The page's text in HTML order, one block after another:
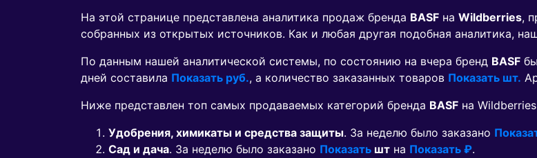
На этой странице представлена аналитика продаж бренда BASF на Wildberries,
собранных из открытых источников. Как и любая другая подобная аналитика,
По данным нашей аналитической системы, по состоянию на вчера бренд BASF
дней составила Показать руб., а количество заказанных товаров Показать шт.
Ниже представлен топ самых продаваемых категорий бренда BASF на
Удобрения, химикаты и средства защиты. За неделю было заказано
Сад и дача. За неделю было заказано Показать шт на Показать ₽.